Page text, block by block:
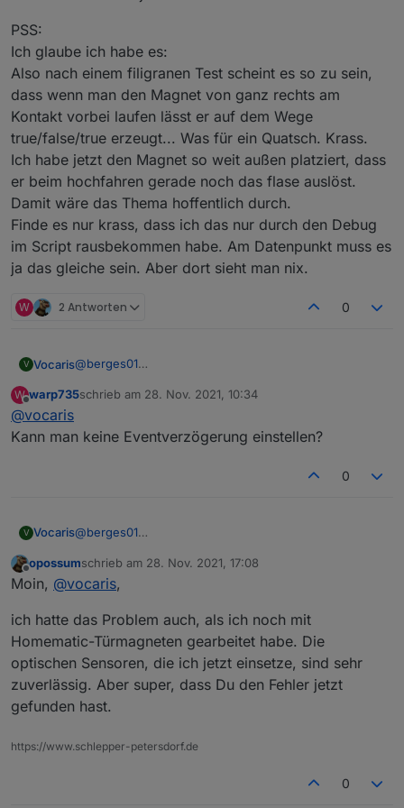
PSS:
Ich glaube ich habe es:
Also nach einem filigranen Test scheint es so zu sein,
dass wenn man den Magnet von ganz rechts am
Kontakt vorbei laufen lässt er auf dem Wege
true/false/true erzeugt... Was für ein Quatsch. Krass.
Ich habe jetzt den Magnet so weit außen platziert, dass
er beim hochfahren gerade noch das flase auslöst.
Damit wäre das Thema hoffentlich durch.
Finde es nur krass, dass ich das nur durch den Debug
im Script rausbekommen habe. Am Datenpunkt muss es
ja das gleiche sein. Aber dort sieht man nix.
W 2 Antworten 0
V Vocaris@berges01
mehr.
nur noch auf den Datenpunkt mit den Werten 1, 2 oder
W warp735schrieb am 28. Nov. 2021, 10:34
zuletzt editiert von
@vocaris
Kann man keine Eventverzögerung einstellen?
0
V Vocaris@berges01
mehr.
Ich habe mein Script jetzt umgestellt und es reagiert
3.
Anbei das Script:
Offline
opossumschrieb am 28. Nov. 2021, 17:08
zuletzt editiert von
Moin, @vocaris,
ich hatte das Problem auch, als ich noch mit
Homematic-Türmagneten gearbeitet habe. Die
optischen Sensoren, die ich jetzt einsetze, sind sehr
zuverlässig. Aber super, dass Du den Fehler jetzt
gefunden hast.
https://www.schlepper-petersdorf.de
0